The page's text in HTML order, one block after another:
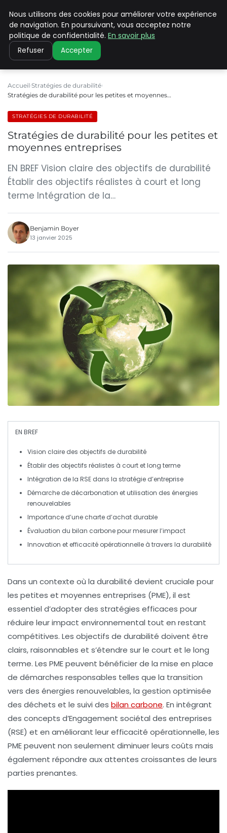
CLIMATE C ADVANCED
Accueil Stratégies de durabilité
Stratégies de durabilité pour les petites et moyennes…
STRATÉGIES DE DURABILITÉ
Stratégies de durabilité pour les petites et
moyennes entreprises
EN BREF Vision claire des objectifs de durabilité
Établir des objectifs réalistes à court et long
terme Intégration de la…
Benjamin Boyer
13 janvier 2025
EN BREF
Vision claire des objectifs de durabilité
Établir des objectifs réalistes à court et long terme
Intégration de la RSE dans la stratégie d’entreprise
Démarche de décarbonation et utilisation des énergies
renouvelables
Importance d’une charte d’achat durable
Évaluation du bilan carbonepour mesurer l’impact
Innovation et efficacité opérationnelle à travers la durabilité
Dans un contexte où la durabilité devient cruciale pour
les petites et moyennes entreprises (PME), il est
essentiel d’adopter des stratégies efficaces pour
réduire leur impact environnemental tout en restant
compétitives. Les objectifs de durabilité doivent être
clairs, raisonnables et s’étendre sur le court et le long
terme. Les PME peuvent bénéficier de la mise en place
de démarches responsables telles que la transition
vers des énergies renouvelables, la gestion optimisée
des déchets et le suivi des bilan carbone. En intégrant
des concepts d’Engagement sociétal des entreprises
(RSE) et en améliorant leurefficacité opérationnelle, les
PME peuvent non seulement diminuer leurs coûts mais
également répondre aux attentes croissantes de leurs
parties prenantes.
Nous utilisons des cookies pour améliorer votre expérience
de navigation. En poursuivant, vous acceptez notre
politique de confidentialité. En savoir plus
Refuser Accepter